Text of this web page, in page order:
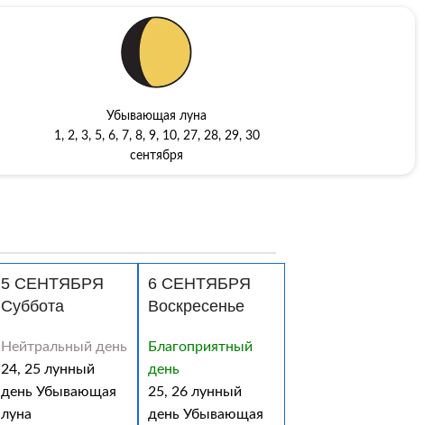
Убывающая луна
1, 2, 3, 5, 6, 7, 8, 9, 10, 27, 28, 29, 30
сентября
5 СЕНТЯБРЯ
Суббота
Нейтральный день
24, 25 лунный
день Убывающая
луна
6 СЕНТЯБРЯ
Воскресенье
Благоприятный
день
25, 26 лунный
день Убывающая